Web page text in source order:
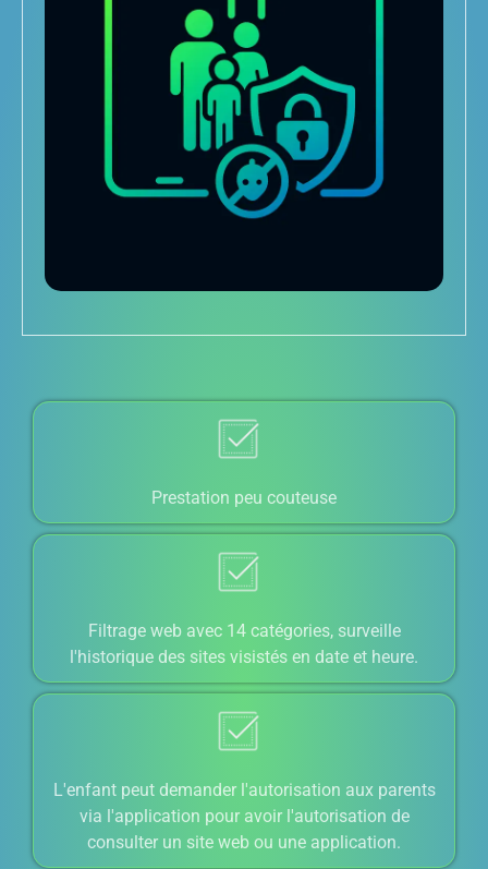
Prestation peu couteuse
Filtrage web avec 14 catégories, surveille
l'historique des sites visistés en date et heure.
L'enfant peut demander l'autorisation aux parents
via l'application pour avoir l'autorisation de
consulter un site web ou une application.